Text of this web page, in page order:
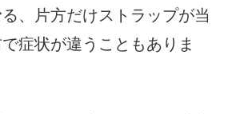
、片方だけストラップが当
症状が違うこともありま